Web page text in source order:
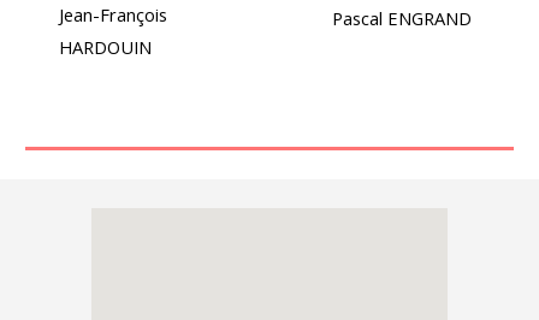
Jean-François
HARDOUIN
Pascal ENGRAND